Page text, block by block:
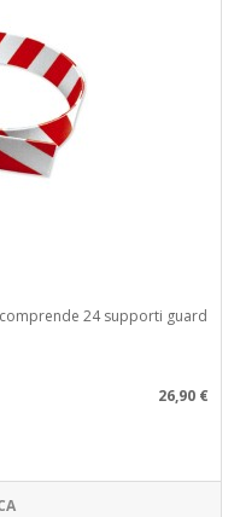
24 supporti guard
26,90 €